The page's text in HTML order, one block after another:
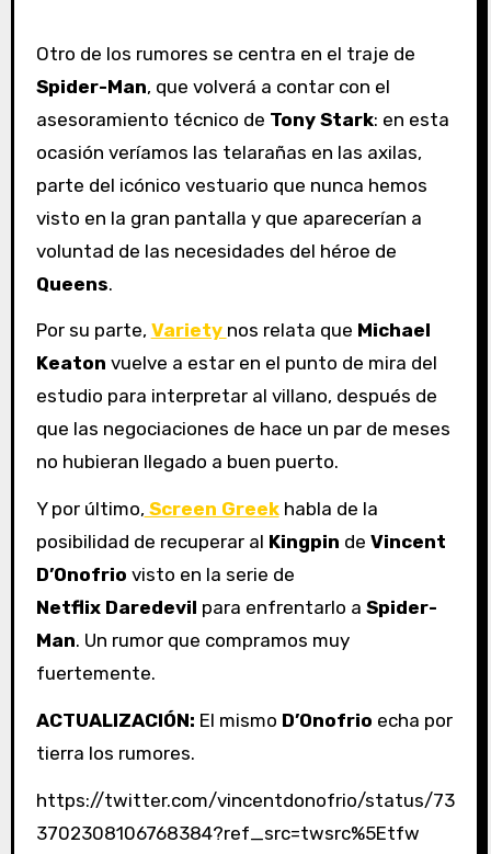
Otro de los rumores se centra en el traje de
Spider-Man, que volverá a contar con el
asesoramiento técnico de Tony Stark: en esta
ocasión veríamos las telarañas en las axilas,
parte del icónico vestuario que nunca hemos
visto en la gran pantalla y que aparecerían a
voluntad de las necesidades del héroe de
Queens.
Por su parte, Variety nos relata que Michael
Keaton vuelve a estar en el punto de mira del
estudio para interpretar al villano, después de
que las negociaciones de hace un par de meses
no hubieran llegado a buen puerto.
Y por último, Screen Greekhabla de la
posibilidad de recuperar al Kingpin de Vincent
D’Onofrio visto en la serie de
Netflix Daredevil para enfrentarlo a Spider-
Man. Un rumor que compramos muy
fuertemente.
ACTUALIZACIÓN: El mismo D’Onofrio echa por
tierra los rumores.
https://twitter.com/vincentdonofrio/status/73
3702308106768384?ref_src=twsrc%5Etfw